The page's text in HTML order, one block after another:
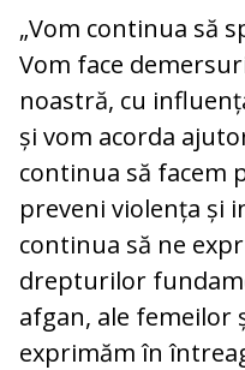
„Vom continua să
Vom face
noastră, cu
și vom acorda
continua să facem
preveni violența și
continua să ne
drepturilor
afgan, ale femeilor
exprimăm în